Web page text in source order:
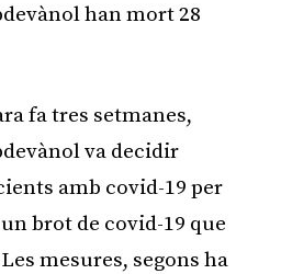
han mort 28
fa tres setmanes,
va decidir
amb covid-19 per
brot de covid-19 que
mesures, segons ha